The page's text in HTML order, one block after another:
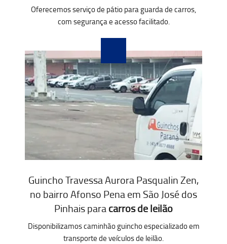
Oferecemos serviço de pátio para guarda de carros,
com segurança e acesso facilitado.
Guincho Travessa Aurora Pasqualin Zen,
no bairro Afonso Pena em São José dos
Pinhais paracarros de leilão
Disponibilizamos caminhão guincho especializado em
transporte de veículos de leilão.